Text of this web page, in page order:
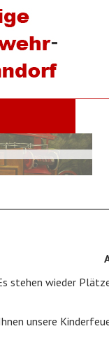
stehen wieder
unsere